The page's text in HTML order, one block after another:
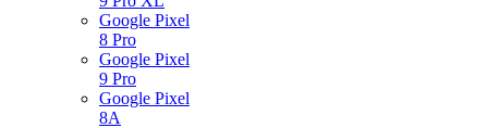
Google Pixel
8 Pro
Google Pixel
9 Pro
Google Pixel
8A